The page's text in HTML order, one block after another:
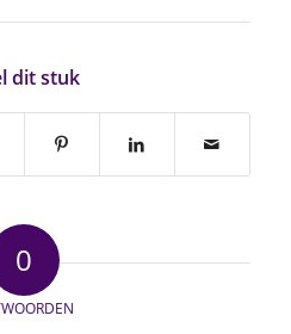
dit stuk
0